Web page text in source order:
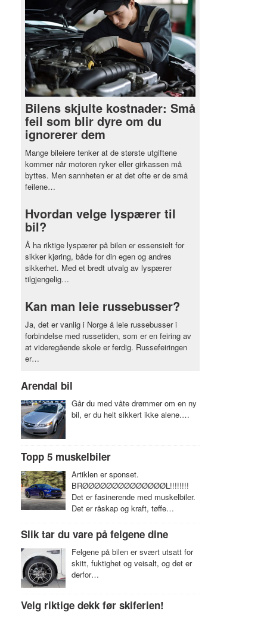
Bilens skjulte kostnader: Små
feil som blir dyre om du
ignorerer dem
Mange bileiere tenker at de største utgiftene
kommer når motoren ryker eller girkassen må
byttes. Men sannheten er at det ofte er de små
feilene…
Hvordan velge lyspærer til
bil?
Å ha riktige lyspærer på bilen er essensielt for
sikker kjøring, både for din egen og andres
sikkerhet. Med et bredt utvalg av lyspærer
tilgjengelig…
Kan man leie russebusser?
Ja, det er vanlig i Norge å leie russebusser i
forbindelse med russetiden, som er en feiring av
at videregående skole er ferdig. Russefeiringen
er…
Arendal bil
Går du med våte drømmer om en ny
bil, er du helt sikkert ikke alene.…
Topp 5 muskelbiler
Artiklen er sponset.
BRØØØØØØØØØØØØØØL!!!!!!!!
Det er fasinerende med muskelbiler.
Det er råskap og kraft, tøffe…
Slik tar du vare på felgene dine
Felgene på bilen er svært utsatt for
skitt, fuktighet og veisalt, og det er
derfor…
Velg riktige dekk før skiferien!